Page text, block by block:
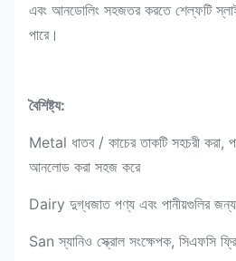
এবং আনডোলিং সহজতর করতে শেল্ফটি
পারে।
বৈশিষ্ট্য:
Metal ধাতব / কাচের তাকটি সহচরী করা,
আনলোড করা সহজ করে
Dairy দুগ্ধজাত পণ্য এবং পানীয়গুলির জন্য
San স্যানিও স্ক্রোল সংক্ষেপক, সিএফসি